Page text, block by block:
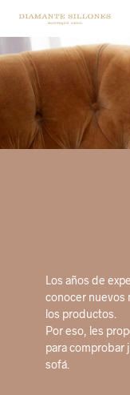
Los años de
conocer nuevos
los productos.
Por eso, les
para comprobar
sofá.